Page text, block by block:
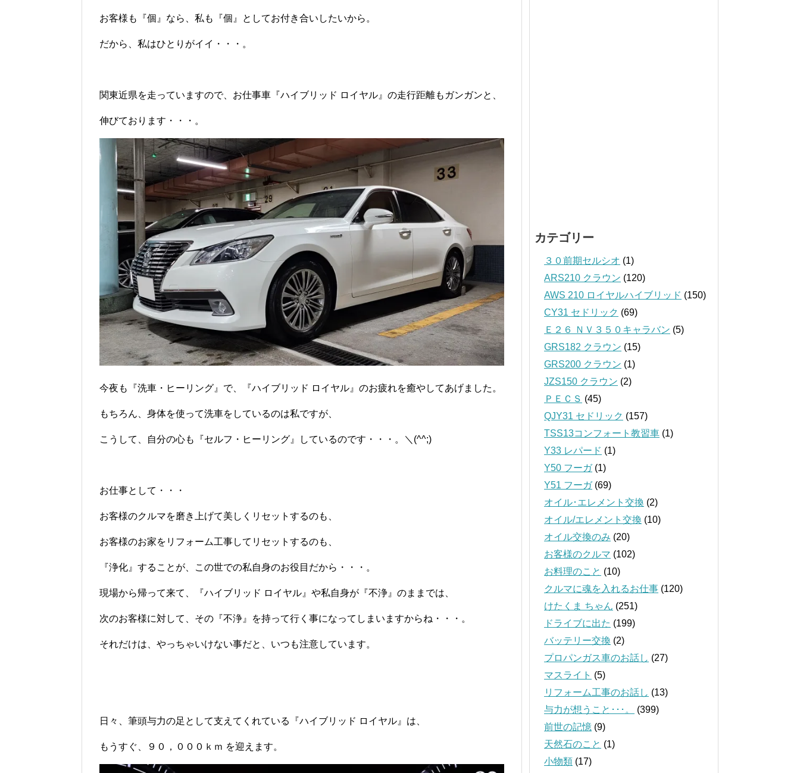
お客様も『個』なら、私も『個』としてお付き合いしたいから。
だから、私はひとりがイイ・・・。
関東近県を走っていますので、お仕事車『ハイブリッド ロイヤル』の走行距離もガンガンと、
伸びております・・・。
今夜も『洗車・ヒーリング』で、『ハイブリッド ロイヤル』のお疲れを癒やしてあげました。
もちろん、身体を使って洗車をしているのは私ですが、
こうして、自分の心も『セルフ・ヒーリング』しているのです・・・。＼(^^;)
お仕事として・・・
お客様のクルマを磨き上げて美しくリセットするのも、
お客様のお家をリフォーム工事してリセットするのも、
『浄化』することが、この世での私自身のお役目だから・・・。
現場から帰って来て、『ハイブリッド ロイヤル』や私自身が『不浄』のままでは、
次のお客様に対して、その『不浄』を持って行く事になってしまいますからね・・・。
それだけは、やっちゃいけない事だと、いつも注意しています。
日々、筆頭与力の足として支えてくれている『ハイブリッド ロイヤル』は、
もうすぐ、９０，０００ｋｍ を迎えます。
カテゴリー
３０前期セルシオ (1)
ARS210 クラウン (120)
AWS 210 ロイヤルハイブリッド (150)
CY31 セドリック (69)
Ｅ２６ ＮＶ３５０キャラバン (5)
GRS182 クラウン (15)
GRS200 クラウン (1)
JZS150 クラウン (2)
ＰＥＣＳ (45)
QJY31 セドリック (157)
TSS13コンフォート教習車 (1)
Y33 レパード (1)
Y50 フーガ(1)
Y51 フーガ(69)
オイル･エレメント交換 (2)
オイル/エレメント交換 (10)
オイル交換のみ (20)
お客様のクルマ (102)
お料理のこと (10)
クルマに魂を入れるお仕事 (120)
けたくま ちゃん (251)
ドライブに出た (199)
バッテリー交換 (2)
プロパンガス車のお話し (27)
マスライト (5)
リフォーム工事のお話し (13)
与力が想うこと･･･。
(399)
前世の記憶 (9)
天然石のこと (1)
小物類 (17)